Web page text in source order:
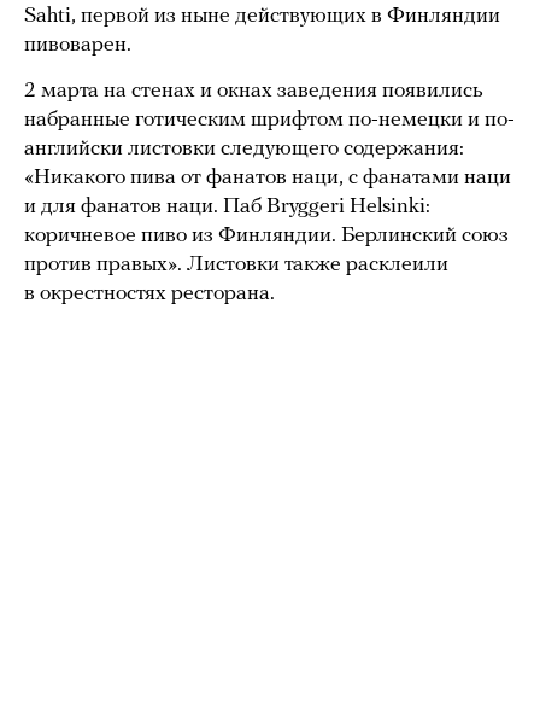
Sahti, первой из ныне действующих в Финляндии
пивоварен.
2 марта на стенах и окнах заведения появились
набранные готическим шрифтом по-немецки и по-
английски листовки следующего содержания:
«Никакого пива от фанатов наци, с фанатами наци
и для фанатов наци. Паб Bryggeri Helsinki:
коричневое пиво из Финляндии. Берлинский союз
против правых». Листовки также расклеили
в окрестностях ресторана.